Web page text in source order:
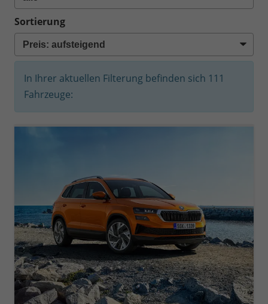
Sortierung
In Ihrer aktuellen Filterung befinden sich 111
Fahrzeuge: